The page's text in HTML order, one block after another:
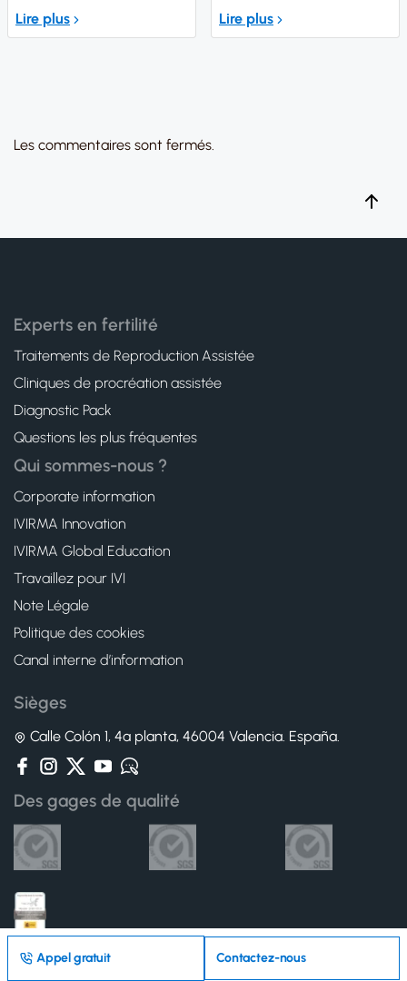
Appel gratuit Contactez-nous
Lire plus Lire plus
Les commentaires sont fermés.
Experts en fertilité
Traitements de Reproduction Assistée
Cliniques de procréation assistée
Diagnostic Pack
Questions les plus fréquentes
Qui sommes-nous ?
Corporate information
IVIRMA Innovation
IVIRMA Global Education
Travaillez pour IVI
Note Légale
Politique des cookies
Canal interne d’information
Sièges
Calle Colón 1, 4ª planta, 46004 Valencia. España.
Des gages de qualité